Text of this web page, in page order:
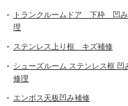
トランクルームドア 下枠 凹
理
ステンレス上り框 キズ補修
シューズルーム ステンレス框 凹
修理
エンボス天板凹み補修